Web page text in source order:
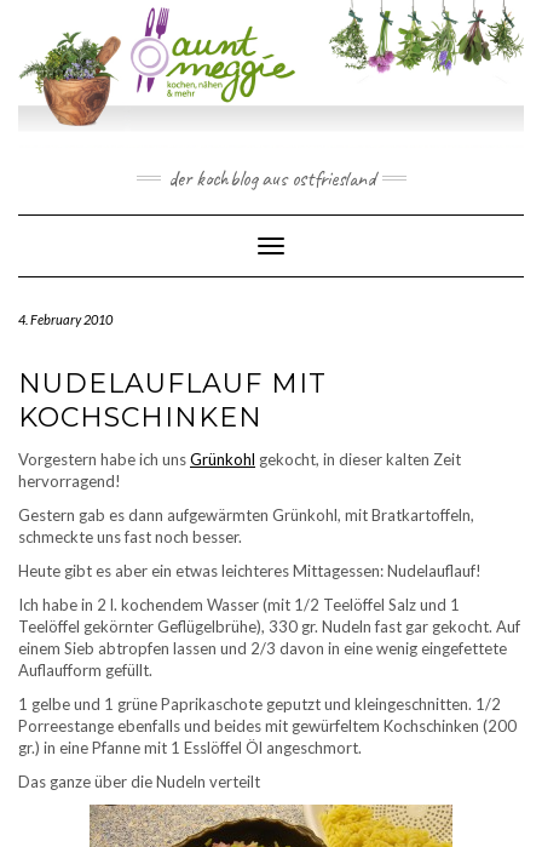
content
der kochblog aus ostfriesland
Toggle Navigation
4. February 2010
NUDELAUFLAUF MIT
KOCHSCHINKEN
Vorgestern habe ich unsGrünkohl gekocht, in dieser kalten Zeit
hervorragend!
Gestern gab es dann aufgewärmten Grünkohl, mit Bratkartoffeln,
schmeckte uns fast noch besser.
Heute gibt es aber ein etwas leichteres Mittagessen: Nudelauflauf!
Ich habe in 2 l. kochendem Wasser (mit 1/2 Teelöffel Salz und 1
Teelöffel gekörnter Geflügelbrühe), 330 gr. Nudeln fast gar gekocht. Auf
einem Sieb abtropfen lassen und 2/3 davon in eine wenig eingefettete
Auflaufform gefüllt.
1 gelbe und 1 grüne Paprikaschote geputzt und kleingeschnitten. 1/2
Porreestange ebenfalls und beides mit gewürfeltem Kochschinken (200
gr.) in eine Pfanne mit 1 Esslöffel Öl angeschmort.
Das ganze über die Nudeln verteilt